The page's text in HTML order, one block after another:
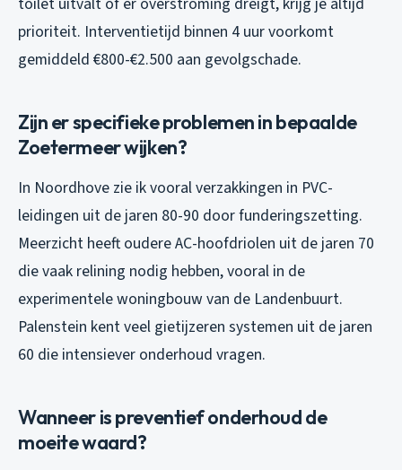
prioriteit. Interventietijd binnen 4 uur voorkomt
gemiddeld €800-€2.500 aan gevolgschade.
Zijn er specifieke problemen in bepaalde
Zoetermeer wijken?
In Noordhove zie ik vooral verzakkingen in PVC-
leidingen uit de jaren 80-90 door funderingszetting.
Meerzicht heeft oudere AC-hoofdriolen uit de jaren 70
die vaak relining nodig hebben, vooral in de
experimentele woningbouw van de Landenbuurt.
Palenstein kent veel gietijzeren systemen uit de jaren
60 die intensiever onderhoud vragen.
Wanneer is preventief onderhoud de
moeite waard?